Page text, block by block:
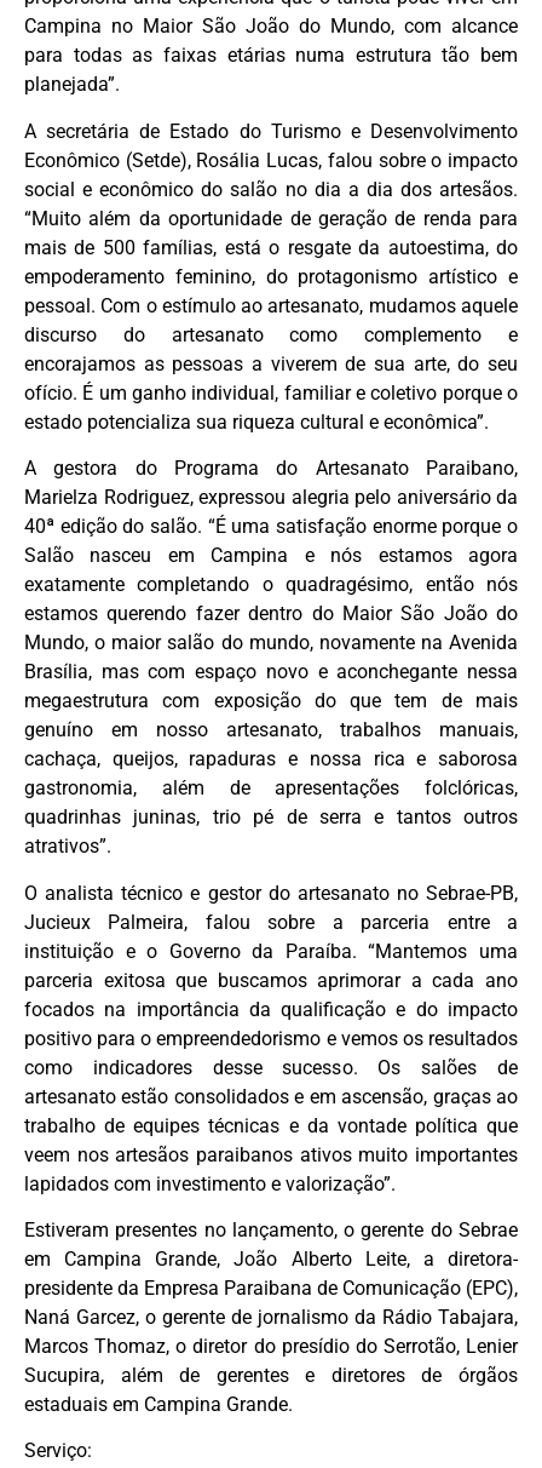
Campina no Maior São João do Mundo, com alcance
para todas as faixas etárias numa estrutura tão bem
planejada”.
A secretária de Estado do Turismo e Desenvolvimento
Econômico (Setde), Rosália Lucas, falou sobre o impacto
social e econômico do salão no dia a dia dos artesãos.
“Muito além da oportunidade de geração de renda para
mais de 500 famílias, está o resgate da autoestima, do
empoderamento feminino, do protagonismo artístico e
pessoal. Com o estímulo ao artesanato, mudamos aquele
discurso do artesanato como complemento e
encorajamos as pessoas a viverem de sua arte, do seu
ofício. É um ganho individual, familiar e coletivo porque o
estado potencializa sua riqueza cultural e econômica”.
A gestora do Programa do Artesanato Paraibano,
Marielza Rodriguez, expressou alegria pelo aniversário da
40ª edição do salão. “É uma satisfação enorme porque o
Salão nasceu em Campina e nós estamos agora
exatamente completando o quadragésimo, então nós
estamos querendo fazer dentro do Maior São João do
Mundo, o maior salão do mundo, novamente na Avenida
Brasília, mas com espaço novo e aconchegante nessa
megaestrutura com exposição do que tem de mais
genuíno em nosso artesanato, trabalhos manuais,
cachaça, queijos, rapaduras e nossa rica e saborosa
gastronomia, além de apresentações folclóricas,
quadrinhas juninas, trio pé de serra e tantos outros
atrativos”.
O analista técnico e gestor do artesanato no Sebrae-PB,
Jucieux Palmeira, falou sobre a parceria entre a
instituição e o Governo da Paraíba. “Mantemos uma
parceria exitosa que buscamos aprimorar a cada ano
focados na importância da qualificação e do impacto
positivo para o empreendedorismo e vemos os resultados
como indicadores desse sucesso. Os salões de
artesanato estão consolidados e em ascensão, graças ao
trabalho de equipes técnicas e da vontade política que
veem nos artesãos paraibanos ativos muito importantes
lapidados com investimento e valorização”.
Estiveram presentes no lançamento, o gerente do Sebrae
em Campina Grande, João Alberto Leite, a diretora-
presidente da Empresa Paraibana de Comunicação (EPC),
Naná Garcez, o gerente de jornalismo da Rádio Tabajara,
Marcos Thomaz, o diretor do presídio do Serrotão, Lenier
Sucupira, além de gerentes e diretores de órgãos
estaduais em Campina Grande.
Serviço: